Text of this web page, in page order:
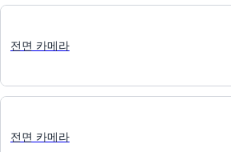
전면 카메라
전면 카메라